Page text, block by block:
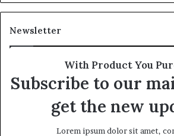
Newsletter
With Product You
Subscribe to our
get the new
Lorem ipsum dolor sit amet,